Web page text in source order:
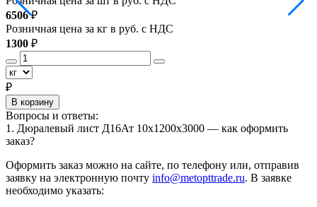
6506₽
Розничная цена за кг в руб. с НДС
1300 ₽
₽
В корзину
Вопросы и ответы:
1. Дюралевый лист Д16Ат 10х1200х3000 — как оформить
заказ?
Оформить заказ можно на сайте, по телефону или, отправив
заявку на электронную почту info@metopttrade.ru. В заявке
необходимо указать: